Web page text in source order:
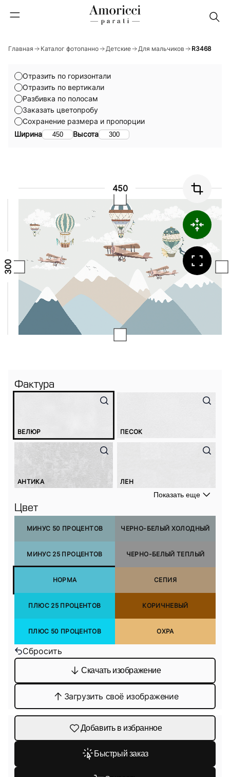
Главная Каталог фотопанно Детские Для мальчиков R3468
Ширина Высота
Сохранение размера и пропорции
Отразить по горизонтали
Отразить по вертикали
Разбивка по полосам
Заказать цветопробу
Фактура
ВЕЛЮР ПЕСОК
АНТИКА ЛЕН
Показать еще
Цвет
МИНУС 50 ПРОЦЕНТОВ
МИНУС 25 ПРОЦЕНТОВ
НОРМА
ПЛЮС 25 ПРОЦЕНТОВ
ПЛЮС 50 ПРОЦЕНТОВ
ЧЕРНО-БЕЛЫЙ ХОЛОДНЫЙ
ЧЕРНО-БЕЛЫЙ ТЕПЛЫЙ
СЕПИЯ
КОРИЧНЕВЫЙ
ОХРА
Сбросить
Скачать изображение
Загрузить своё изображение
Добавить в избранное
Быстрый заказ